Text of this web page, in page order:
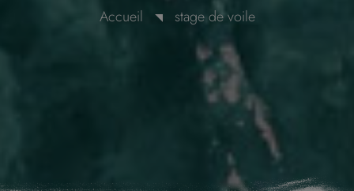
Accueil stage de voile